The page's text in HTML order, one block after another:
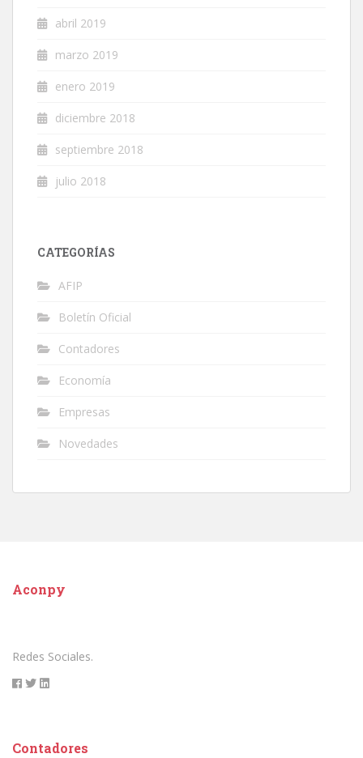
abril 2019
marzo 2019
enero 2019
diciembre 2018
septiembre 2018
julio 2018
CATEGORÍAS
AFIP
Boletín Oficial
Contadores
Economía
Empresas
Novedades
Aconpy
Redes Sociales.
Contadores